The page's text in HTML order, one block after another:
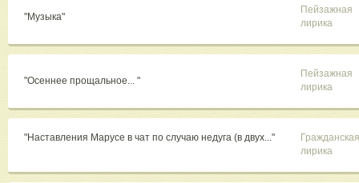
"Музыка"
Пейзажная
лирика
"Осеннее прощальное... "
Пейзажная
лирика
"Наставления Марусе в чат по случаю недуга (в двух..."
Гражданская
лирика